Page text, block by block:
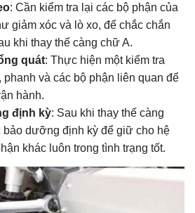
: Cần kiểm tra lại các bộ phận của
giảm xóc và lò xo, để chắc chắn
khi thay thế càng chữ A.
quát: Thực hiện một kiểm tra
phanh và các bộ phận liên quan để
hành.
định kỳ: Sau khi thay thế càng
bảo dưỡng định kỳ để giữ cho hệ
khác luôn trong tình trạng tốt.